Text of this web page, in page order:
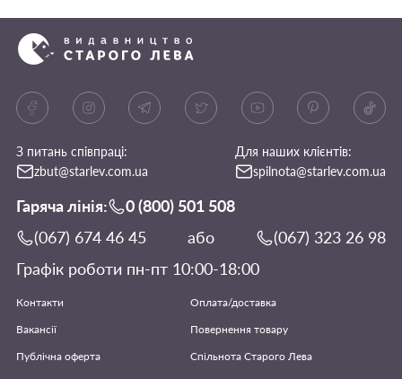
З питань співпраці:
zbut@starlev.com.ua
Для наших клієнтів:
spilnota@starlev.com.ua
Гаряча лінія:
0 (800) 501 508
(067) 674 46 45
або
(067) 323 26 98
Графік роботи пн-пт 10:00-18:00
Контакти
Оплата/доставка
Вакансії
Повернення товару
Публічна оферта
Спільнота Старого Лева